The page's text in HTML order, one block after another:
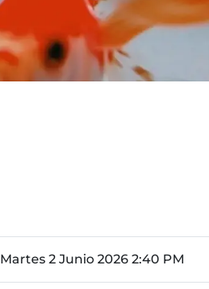
Martes 2 Junio 2026 2:40 PM